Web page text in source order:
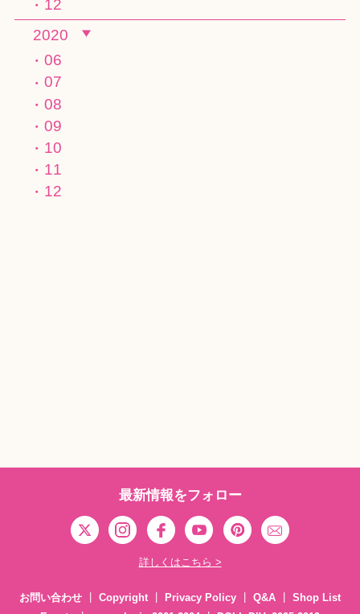
12
2020
06
07
08
09
10
11
12
最新情報をフォロー
詳しくはこちら >
お問い合わせ Copyright Privacy Policy Q&A
Shop List